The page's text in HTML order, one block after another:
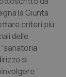
la Giunta
criteri più
delle
si